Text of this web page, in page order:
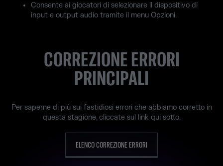
Consente ai giocatori di selezionare il dispositivo di
input e output audio tramite il menu Opzioni.
CORREZIONE ERRORI
PRINCIPALI
Per saperne di più sui fastidiosi errori che abbiamo corretto in
questa stagione, cliccate sul link qui sotto.
ELENCO CORREZIONE ERRORI